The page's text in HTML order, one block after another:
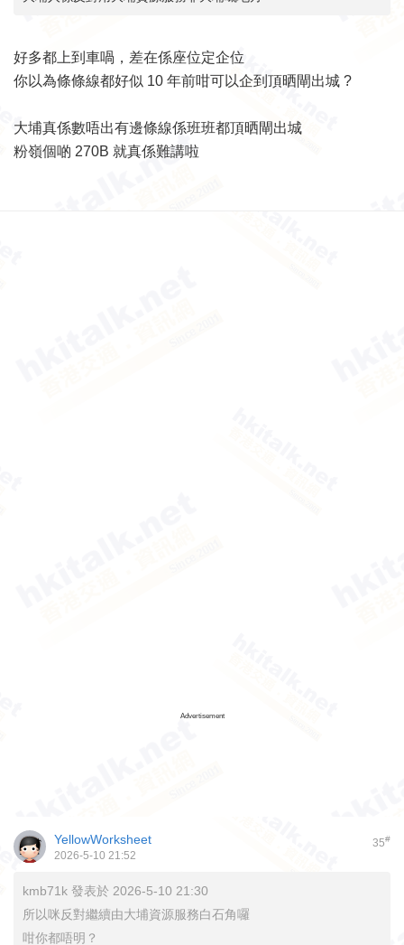
好多都上到車喎，差在係座位定企位
你以為條條線都好似 10 年前咁可以企到頂晒閘出城 ?
大埔真係數唔出有邊條線係班班都頂晒閘出城
粉嶺個啲 270B 就真係難講啦
Advertisement
35#
YellowWorksheet
2026-5-10 21:52
kmb71k 發表於 2026-5-10 21:30
所以咪反對繼續由大埔資源服務白石角囉
咁你都唔明？